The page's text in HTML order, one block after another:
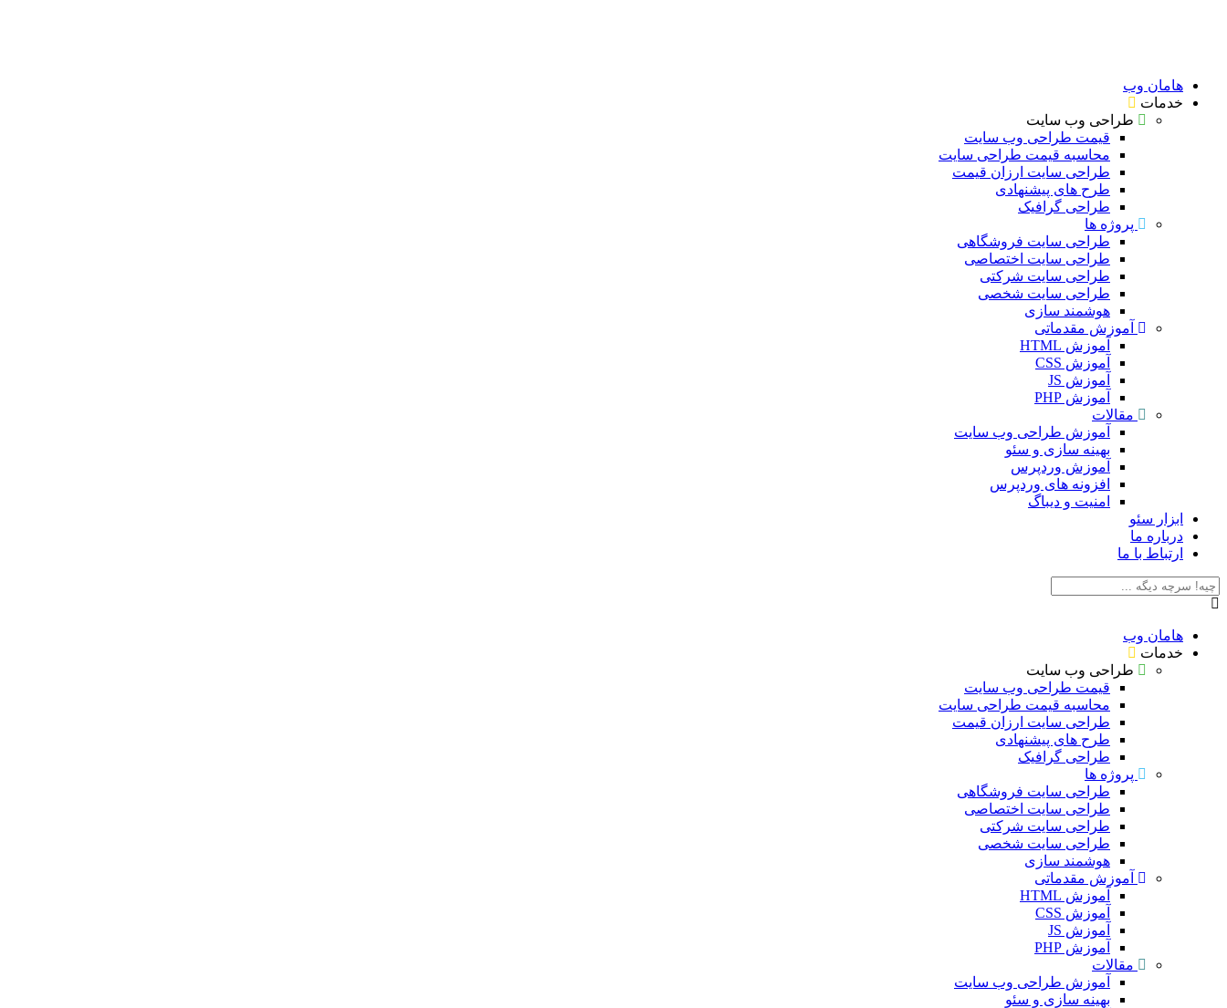
هامان وب
خدمات
طراحی وب سایت
قیمت طراحی وب سایت
محاسبه قیمت طراحی سایت
طراحی سایت ارزان قیمت
طرح های پیشنهادی
طراحی گرافیک
پروژه ها
طراحی سایت فروشگاهی
طراحی سایت اختصاصی
طراحی سایت شرکتی
طراحی سایت شخصی
هوشمند سازی
آموزش مقدماتی
آموزش HTML
آموزش CSS
آموزش JS
آموزش PHP
مقالات
آموزش طراحی وب سایت
بهینه سازی و سئو
آموزش وردپرس
افزونه های وردپرس
امنیت و دیباگ
ابزار سئو
درباره ما
ارتباط با ما
هامان وب
خدمات
طراحی وب سایت
قیمت طراحی وب سایت
محاسبه قیمت طراحی سایت
طراحی سایت ارزان قیمت
طرح های پیشنهادی
طراحی گرافیک
پروژه ها
طراحی سایت فروشگاهی
طراحی سایت اختصاصی
طراحی سایت شرکتی
طراحی سایت شخصی
هوشمند سازی
آموزش مقدماتی
آموزش HTML
آموزش CSS
آموزش JS
آموزش PHP
مقالات
آموزش طراحی وب سایت
بهینه سازی و سئو